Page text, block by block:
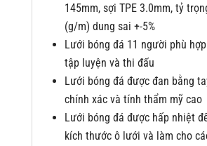
145mm, sợi TPE 3.0mm, tỷ
(g/m) dung sai +-5%
Lưới bóng đá 11 người phù
tập luyện và thi đấu
Lưới bóng đá được đan bằng
chính xác và tính thẩm mỹ cao
Lưới bóng đá được hấp nhiệt
kích thước ô lưới và làm cho